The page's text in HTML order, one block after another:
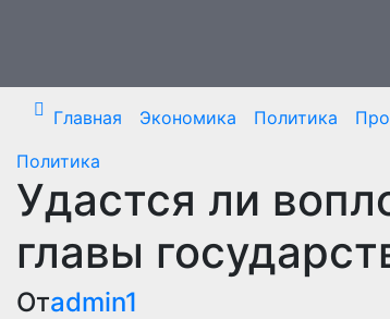
Главная Экономика Политика
Политика
Удастся ли
главы
Отadmin1